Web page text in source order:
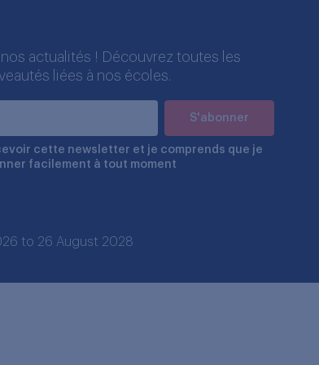
actualités ! Découvrez toutes les
liées à nos écoles.
cette newsletter et je comprends que je
facilement à tout moment
to 26 August 2028